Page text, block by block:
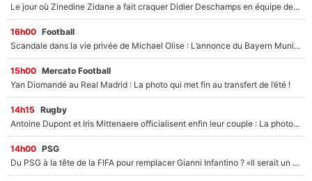
Le jour où Zinedine Zidane a fait craquer Didier Deschamps en équipe de France : «Je m’en suis voulu», l’ancien sélectionneur a regretté son geste !
16h00 Football
Scandale dans la vie privée de Michael Olise : L’annonce du Bayern Munich sur son enfant caché
15h00 Mercato Football
Yan Diomandé au Real Madrid : La photo qui met fin au transfert de l’été !
14h15 Rugby
Antoine Dupont et Iris Mittenaere officialisent enfin leur couple : La photo qui enflamme les réseaux sociaux
14h00 PSG
Du PSG à la tête de la FIFA pour remplacer Gianni Infantino ? «Il serait un mauvais président», le patron de la Liga s'attaque à Nasser Al-Khelaïfi !